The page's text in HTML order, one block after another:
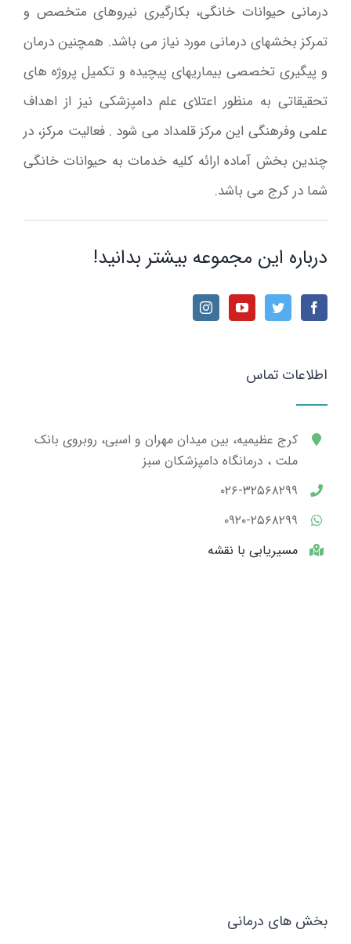
درمانی حیوانات خانگی، بکارگیری نیروهای متخصص و
تمرکز بخشهای درمانی مورد نیاز می باشد. همچنین درمان
و پیگیری تخصصی بیماریهای پیچیده و تکمیل پروژه های
تحقیقاتی به منظور اعتلای علم دامپزشکی نیز از اهداف
علمی وفرهنگی این مرکز قلمداد می شود . فعالیت مرکز، در
چندین بخش آماده ارائه کلیه خدمات به حیوانات خانگی
شما در کرج می باشد.
درباره این مجموعه بیشتر بدانید!
اطلاعات تماس
کرج عظیمیه، بین میدان مهران و اسبی، روبروی بانک
ملت ، درمانگاه دامپزشکان سبز
۰۲۶-۳۲۵۶۸۲۹۹
۰۹۲۰-۲۵۶۸۲۹۹
مسیریابی با نقشه
بخش های درمانی